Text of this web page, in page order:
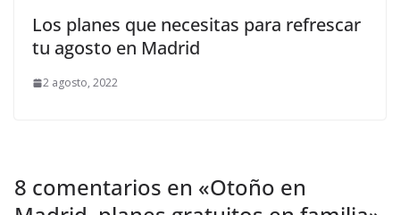
Los planes que necesitas para refrescar
tu agosto en Madrid
2 agosto, 2022
8 comentarios en «Otoño en